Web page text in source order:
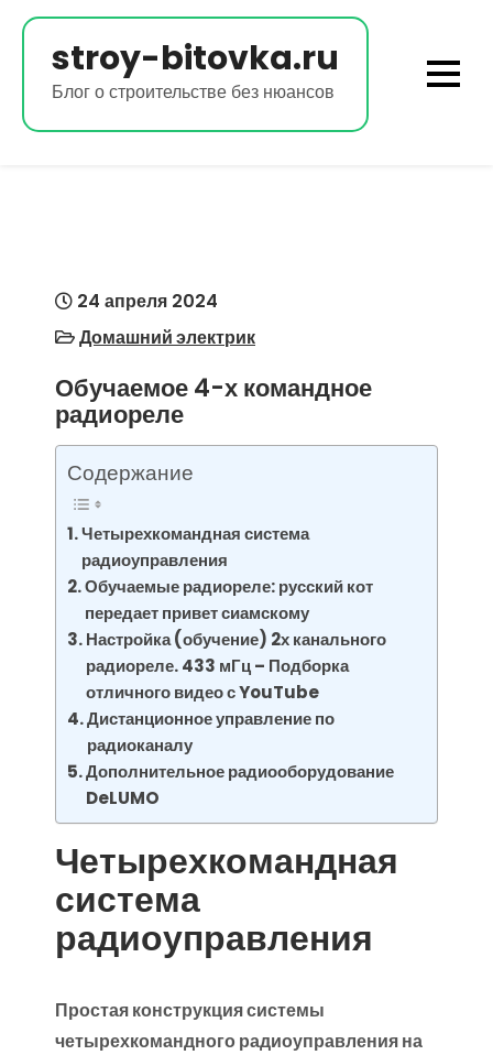
Перейти
содержимому
stroy-bitovka.ru
Блог о строительстве без нюансов
24 апреля 2024
Домашний электрик
Обучаемое 4-х командное
радиореле
Содержание
Четырехкомандная система
радиоуправления
Обучаемые радиореле: русский кот
передает привет сиамскому
Настройка (обучение) 2х канального
радиореле. 433 мГц – Подборка
отличного видео с YouTube
Дистанционное управление по
радиоканалу
Дополнительное радиооборудование
DeLUMO
Четырехкомандная
система
радиоуправления
Простая конструкция системы
четырехкомандного радиоуправления на